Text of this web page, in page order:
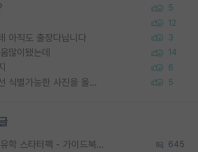
5
12
아직도 출장다닙니다 3
많이됐는데 14
6
정보보안 연구하는 입장에선 식별가능한 사진을 올리는건 비추이긴함 5
[무료] 2026 미국 대학원 유학 스타터팩 - 가이드북 & 합격자 컨택메일 템플릿 645